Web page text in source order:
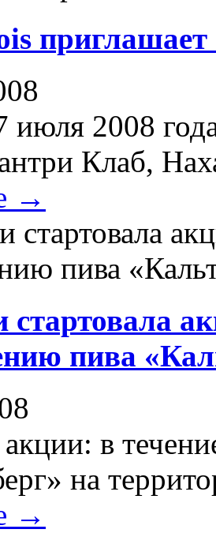
июля 2008
Клаб,
→
пива
в
на
→